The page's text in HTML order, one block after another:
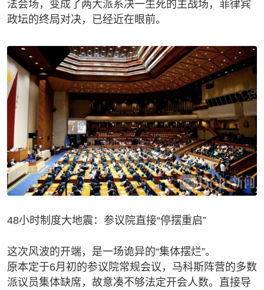
法会场，变成了两大派系决一生死的主战场，菲律宾
政坛的终局对决，已经近在眼前。
48小时制度大地震：参议院直接“停摆重启”
这次风波的开端，是一场诡异的“集体摆烂”。
原本定于6月初的参议院常规会议，马科斯阵营的多数
派议员集体缺席，故意凑不够法定开会人数。直接导